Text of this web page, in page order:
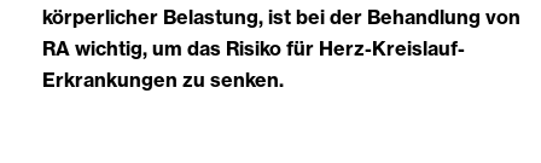
körperlicher Belastung, ist bei der Behandlung von
RA wichtig, um das Risiko für Herz-Kreislauf-
Erkrankungen zu senken.